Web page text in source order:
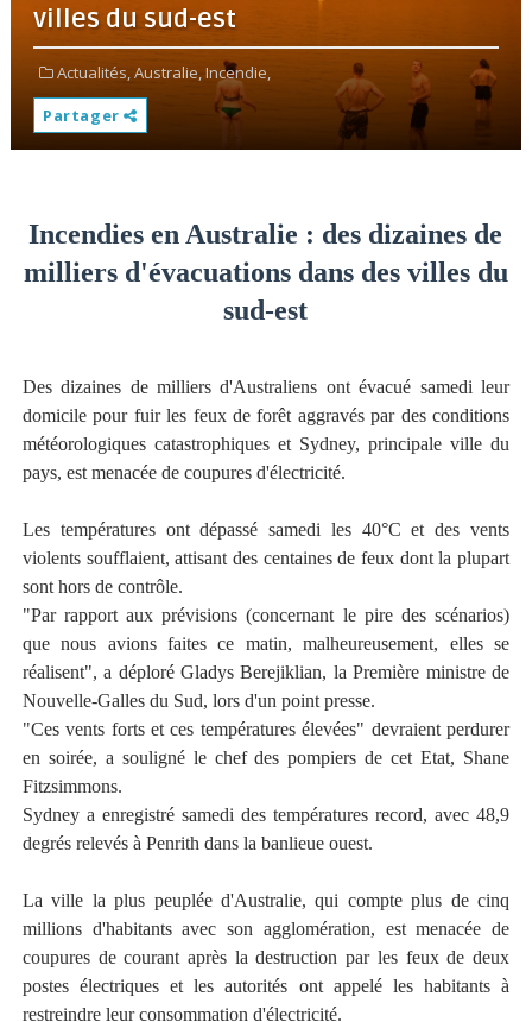
villes du sud-est
Actualités,Australie,Incendie,
Partager
Incendies en Australie : des dizaines de
milliers d'évacuations dans des villes du
sud-est
Des dizaines de milliers d'Australiens ont évacué samedi leur
domicile pour fuir les feux de forêt aggravés par des conditions
météorologiques catastrophiques et Sydney, principale ville du
pays, est menacée de coupures d'électricité.
Les températures ont dépassé samedi les 40°C et des vents
violents soufflaient, attisant des centaines de feux dont la plupart
sont hors de contrôle.
"Par rapport aux prévisions (concernant le pire des scénarios)
que nous avions faites ce matin, malheureusement, elles se
réalisent", a déploré Gladys Berejiklian, la Première ministre de
Nouvelle-Galles du Sud, lors d'un point presse.
"Ces vents forts et ces températures élevées" devraient perdurer
en soirée, a souligné le chef des pompiers de cet Etat, Shane
Fitzsimmons.
Sydney a enregistré samedi des températures record, avec 48,9
degrés relevés à Penrith dans la banlieue ouest.
La ville la plus peuplée d'Australie, qui compte plus de cinq
millions d'habitants avec son agglomération, est menacée de
coupures de courant après la destruction par les feux de deux
postes électriques et les autorités ont appelé les habitants à
restreindre leur consommation d'électricité.